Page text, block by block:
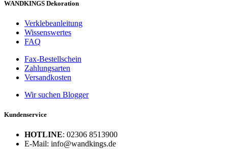
WANDKINGS Dekoration
Verklebeanleitung
Wissenswertes
FAQ
Fax-Bestellschein
Zahlungsarten
Versandkosten
Wir suchen Blogger
Kundenservice
HOTLINE: 02306 8513900
E-Mail: info@wandkings.de